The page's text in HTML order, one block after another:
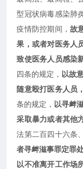
型冠状病毒感染肺
疫情防控期间，故
果，或者对医务人
致使医务人员感染
四条的规定， 以故
随意殴打医务人员
条的规定， 以寻衅
采取暴力或者其他
法第二百四十六条
者寻衅滋事罪定罪
以不准离开工作场